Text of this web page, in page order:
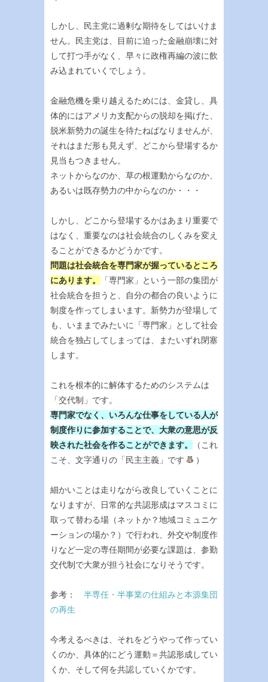
しかし、民主党に過剰な期待をしてはいけま
せん。民主党は、目前に迫った金融崩壊に対
して打つ手がなく、早々に政権再編の波に飲
み込まれていくでしょう。
金融危機を乗り越えるためには、金貸し、具
体的にはアメリカ支配からの脱却を掲げた、
脱米新勢力の誕生を待たねばなりませんが、
それはまだ形も見えず、どこから登場するか
見当もつきません。
ネットからなのか、草の根運動からなのか、
あるいは既存勢力の中からなのか・・・
しかし、どこから登場するかはあまり重要で
はなく、重要なのは社会統合のしくみを変え
ることができるかどうかです。
問題は社会統合を専門家が握っているところ
にあります。
「専門家」という一部の集団が
社会統合を担うと、自分の都合の良いように
制度を作ってしまいます。新勢力が登場して
も、いままでみたいに「専門家」として社会
統合を独占してしまっては、またいずれ閉塞
します。
これを根本的に解体するためのシステムは
「交代制」です。
専門家でなく、いろんな仕事をしている人が
制度作りに参加することで、大衆の意思が反
映された社会を作ることができます。
（これ
こそ、文字通りの「民主主義」です
）
細かいことは走りながら改良していくことに
なりますが、日常的な共認形成はマスコミに
取って替わる場（ネットか？地域コミュニケ
ーションの場か？）で行われ、外交や制度作
りなど一定の専任期間が必要な課題は、参勤
交代制で大衆が担う社会になりそうです。
参考： 半専任・半事業の仕組みと本源集団
の再生
今考えるべきは、それをどうやって作ってい
くのか、具体的にどう運動＝共認形成してい
くか、そして何を共認していくかです。